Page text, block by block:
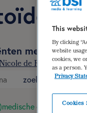
met
de Roos
zoek
gegevens
This
By clicking
website
cookies, we
as a person.
Privacy
Cookies